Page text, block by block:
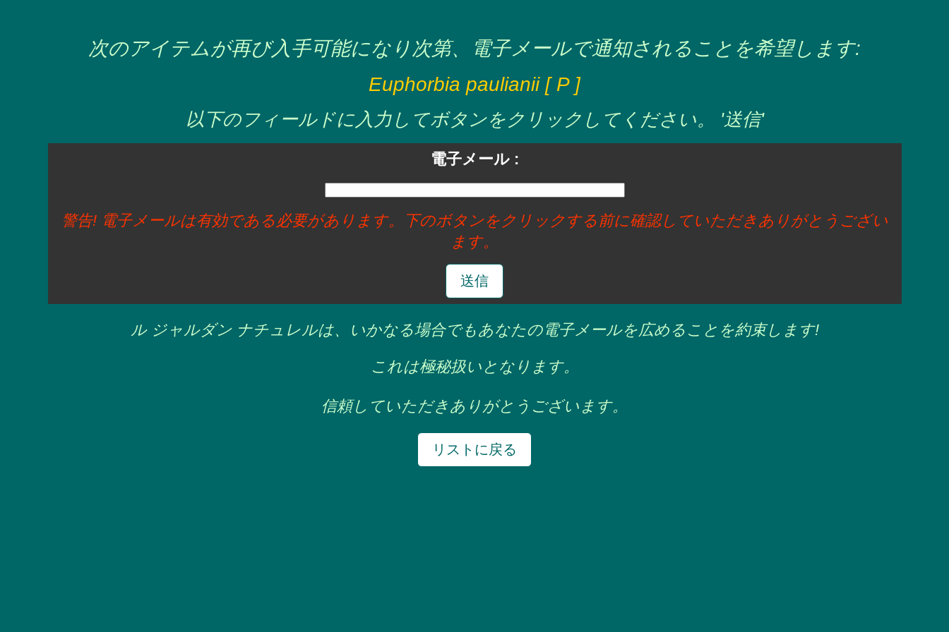
次のアイテムが再び入手可能になり次第、電子メールで通知されることを希望します:
Euphorbia paulianii [ P ]
以下のフィールドに入力してボタンをクリックしてください。 '送信'
電子メール :
警告! 電子メールは有効である必要があります。下のボタンをクリックする前に確認していただきありがとうござい
ます。
送信
ル ジャルダン ナチュレルは、いかなる場合でもあなたの電子メールを広めることを約束します!
これは極秘扱いとなります。
信頼していただきありがとうございます。
リストに戻る